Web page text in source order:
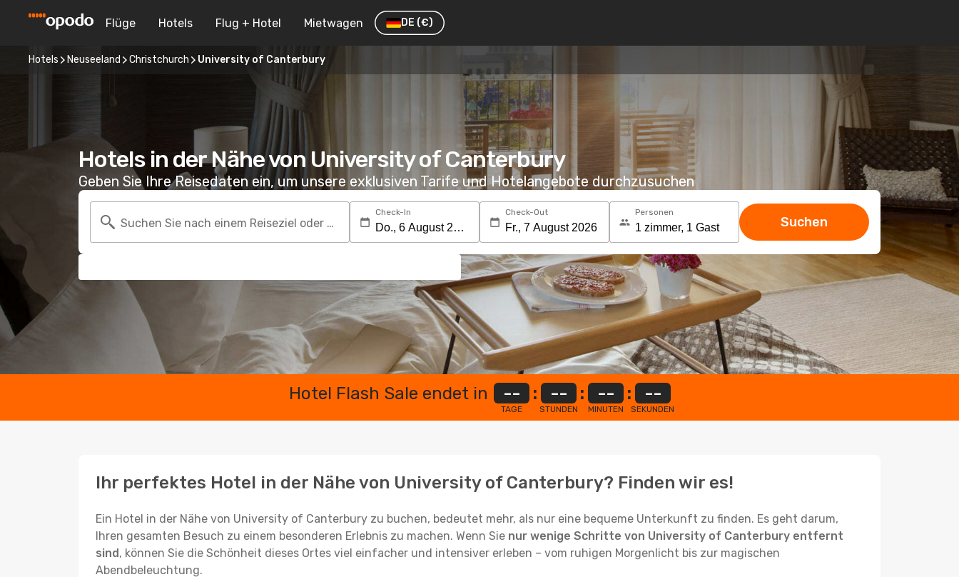
Flüge Hotels Flug + Hotel Mietwagen DE (€)
Hotels Neuseeland Christchurch University of Canterbury
Hotels in der Nähe von University of Canterbury
Geben Sie Ihre Reisedaten ein, um unsere exklusiven Tarife und Hotelangebote durchzusuchen
Suchen Sie nach einem Reiseziel oder Hotel
Check-In Check-Out Personen
Suchen
Hotel Flash Sale endet in --
TAGE
: --
STUNDEN
: --
MINUTEN
: --
SEKUNDEN
Ihr perfektes Hotel in der Nähe von University of Canterbury? Finden wir es!
Ein Hotel in der Nähe von University of Canterbury zu buchen, bedeutet mehr, als nur eine bequeme Unterkunft zu finden. Es geht darum,
Ihren gesamten Besuch zu einem besonderen Erlebnis zu machen. Wenn Sie nur wenige Schritte von University of Canterbury entfernt
sind, können Sie die Schönheit dieses Ortes viel einfacher und intensiver erleben – vom ruhigen Morgenlicht bis zur magischen
Abendbeleuchtung.